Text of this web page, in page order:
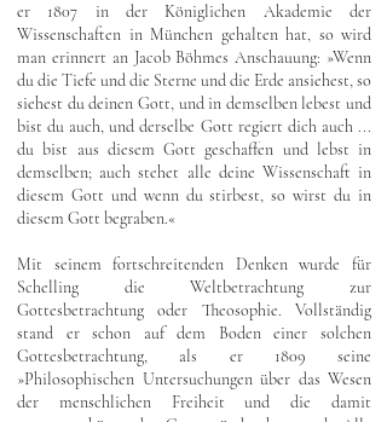
er 1807 in der Königlichen Akademie der
Wissenschaften in München gehalten hat, so wird
man erinnert an Jacob Böhmes Anschauung: »Wenn
du die Tiefe und die Sterne und die Erde ansiehest, so
siehest du deinen Gott, und in demselben lebest und
bist du auch, und derselbe Gott regiert dich auch ...
du bist aus diesem Gott geschaffen und lebst in
demselben; auch stehet alle deine Wissenschaft in
diesem Gott und wenn du stirbest, so wirst du in
diesem Gott begraben.«
Mit seinem fortschreitenden Denken wurde für
Schelling die Weltbetrachtung zur
Gottesbetrachtung oder Theosophie. Vollständig
stand er schon auf dem Boden einer solchen
Gottesbetrachtung, als er 1809 seine
»Philosophischen Untersuchungen über das Wesen
der menschlichen Freiheit und die damit